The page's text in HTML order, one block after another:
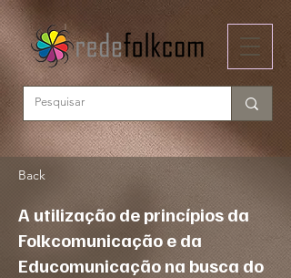
Back
A utilização de princípios da
Folkcomunicação e da
Educomunicação na busca do